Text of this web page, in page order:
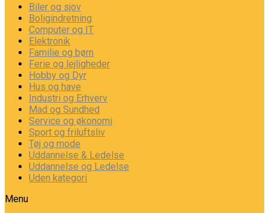
Biler og sjov
Boligindretning
Computer og IT
Elektronik
Familie og børn
Ferie og lejligheder
Hobby og Dyr
Hus og have
Industri og Erhverv
Mad og Sundhed
Service og økonomi
Sport og friluftsliv
Tøj og mode
Uddannelse & Ledelse
Uddannelse og Ledelse
Uden kategori
Menu